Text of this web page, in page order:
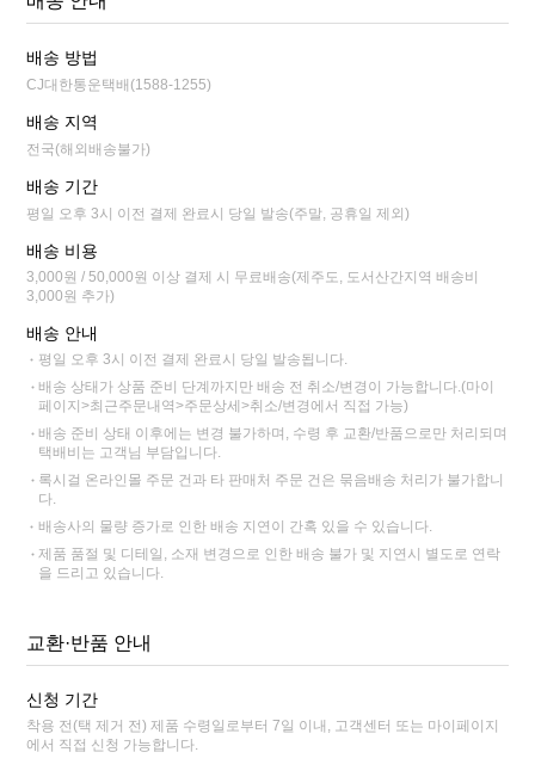
배송 방법
CJ대한통운택배(1588-1255)
배송 지역
전국(해외배송불가)
배송 기간
평일 오후 3시 이전 결제 완료시 당일 발송(주말, 공휴일 제외)
배송 비용
3,000원 / 50,000원 이상 결제 시 무료배송(제주도, 도서산간지역 배송비
3,000원 추가)
배송 안내
평일 오후 3시 이전 결제 완료시 당일 발송됩니다.
배송 상태가 상품 준비 단계까지만 배송 전 취소/변경이 가능합니다.(마이
페이지>최근주문내역>주문상세>취소/변경에서 직접 가능)
배송 준비 상태 이후에는 변경 불가하며, 수령 후 교환/반품으로만 처리되며
택배비는 고객님 부담입니다.
록시걸 온라인몰 주문 건과 타 판매처 주문 건은 묶음배송 처리가 불가합니
다.
배송사의 물량 증가로 인한 배송 지연이 간혹 있을 수 있습니다.
제품 품절 및 디테일, 소재 변경으로 인한 배송 불가 및 지연시 별도로 연락
을 드리고 있습니다.
교환·반품 안내
신청 기간
착용 전(택 제거 전) 제품 수령일로부터 7일 이내, 고객센터 또는 마이페이지
에서 직접 신청 가능합니다.